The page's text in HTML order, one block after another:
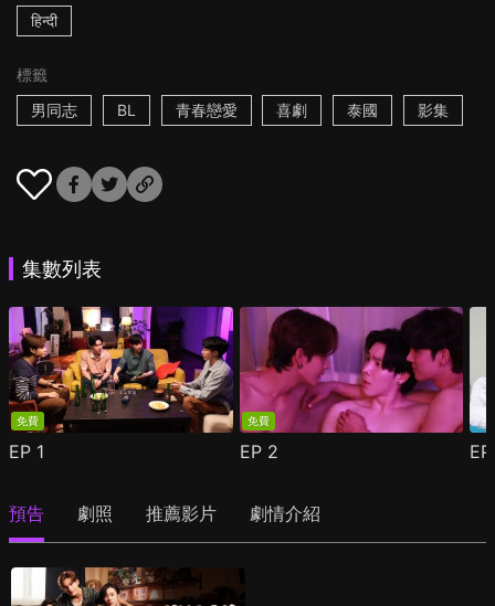
हिन्दी
標籤
男同志
BL 青春戀愛 喜劇 泰國 影集
集數列表
免費
EP 1
免費
EP 2
預告 劇照 推薦影片 劇情介紹